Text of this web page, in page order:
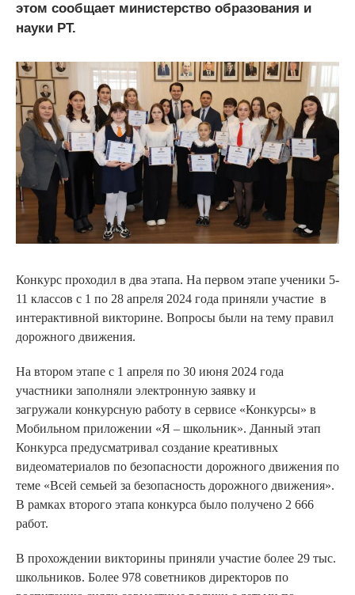
этом сообщает министерство образования и
науки РТ.
Конкурс проходил в два этапа. На первом этапе ученики 5-
11 классов с 1 по 28 апреля 2024 года приняли участие в
интерактивной викторине. Вопросы были на тему правил
дорожного движения.
На втором этапе с 1 апреля по 30 июня 2024 года
участники заполняли электронную заявку и
загружали конкурсную работу в сервисе «Конкурсы» в
Мобильном приложении «Я – школьник». Данный этап
Конкурса предусматривал создание креативных
видеоматериалов по безопасности дорожного движения по
теме «Всей семьей за безопасность дорожного движения».
В рамках второго этапа конкурса было получено 2 666
работ.
В прохождении викторины приняли участие более 29 тыс.
школьников. Более 978 советников директоров по